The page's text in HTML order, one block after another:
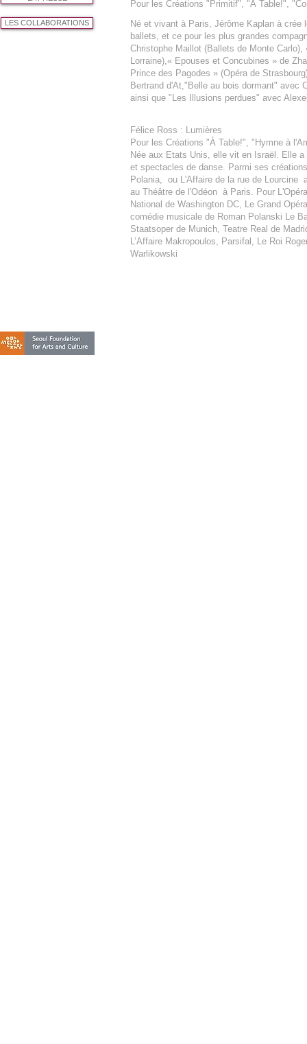
LES COLLABORATIONS
Pour les Créations "Primitif", "À Table!",
Né et vivant à Paris, Jérôme Kaplan à
ballets, et ce pour les plus grandes
Christophe Maillot (Ballets de Monte
Lorraine),« Epouses et Concubines » de
Prince des Pagodes » (Opéra de
Bertrand d'At,"Belle au bois dormant" avec
ainsi que "Les Illusions perdues" avec
Félice Ross : Lumières
Pour les Créations "À Table!", "Hymne à
Née aux Etats Unis, elle vit en Israël. Elle
et spectacles de danse. Parmi ses
Polania, ou L'Affaire de la rue de Lourcine
au Théâtre de l'Odéon à Paris. Pour
National de Washington DC, Le Grand
comédie musicale de Roman Polanski Le
Staatsoper de Munich, Teatre Real de
L’Affaire Makropoulos, Parsifal, Le Roi
Warlikowski